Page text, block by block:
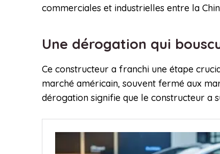
commerciales et industrielles entre la
Une dérogation qui
Ce constructeur a franchi une étape
marché américain, souvent fermé aux
dérogation signifie que le constructeur a